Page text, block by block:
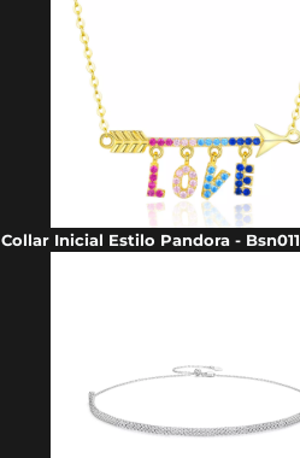
Collar Inicial Estilo Pandora - Bsn011